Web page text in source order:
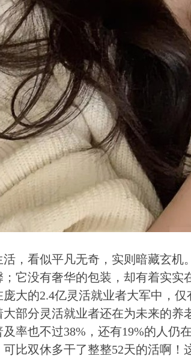
活，看似平凡无奇，实则暗藏玄机
；它没有奢华的包装，却有着实
大的2.4亿灵活就业者大军中，
部分灵活就业者还在为未来的养
率也不过38%，还有19%的人仍
可比双休多干了整整52天的活啊